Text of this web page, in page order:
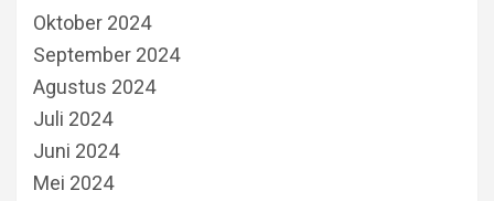
Oktober 2024
September 2024
Agustus 2024
Juli 2024
Juni 2024
Mei 2024